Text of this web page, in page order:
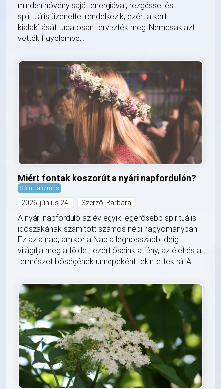
minden növény saját energiával, rezgéssel és
spirituális üzenettel rendelkezik, ezért a kert
kialakítását tudatosan tervezték meg. Nemcsak azt
vették figyelembe,...
Miért fontak koszorút a nyári napfordulón?
Spiritualizmus
2026. június 24. Szerző: Barbara
A nyári napforduló az év egyik legerősebb spirituális
időszakának számított számos népi hagyományban.
Ez az a nap, amikor a Nap a leghosszabb ideig
világítja meg a földet, ezért őseink a fény, az élet és a
természet bőségének ünnepeként tekintettek rá. A...